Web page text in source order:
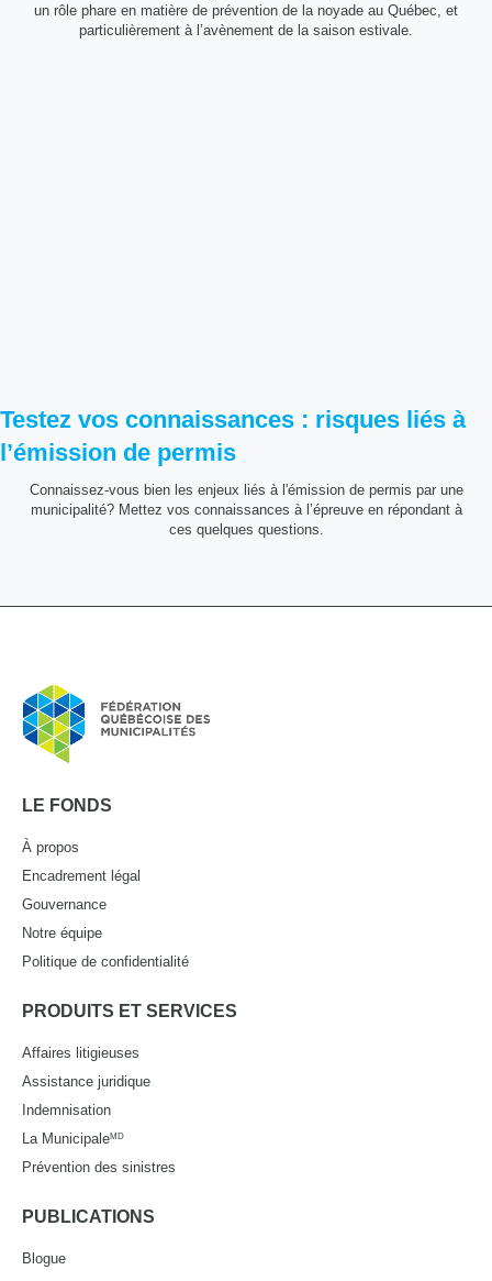
un rôle phare en matière de prévention de la noyade au Québec, et
particulièrement à l’avènement de la saison estivale.
Testez vos connaissances : risques liés à
l’émission de permis
Connaissez-vous bien les enjeux liés à l'émission de permis par une
municipalité? Mettez vos connaissances à l’épreuve en répondant à
ces quelques questions.
LE FONDS
À propos
Encadrement légal
Gouvernance
Notre équipe
Politique de confidentialité
PRODUITS ET SERVICES
Affaires litigieuses
Assistance juridique
Indemnisation
La MunicipaleMD
Prévention des sinistres
PUBLICATIONS
Blogue